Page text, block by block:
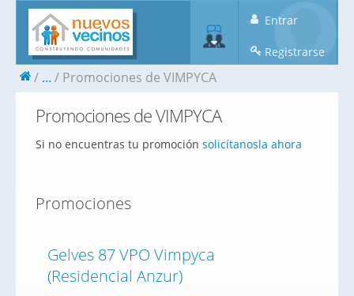
Entrar
Registrarse
... Promociones de VIMPYCA
Promociones de VIMPYCA
Si no encuentras tu promoción solicítanosla ahora
Promociones
Gelves 87 VPO Vimpyca
(Residencial Anzur)